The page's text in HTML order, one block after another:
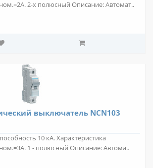
2-х полюсный Описание: Автомат..
выключатель NCN103
10 кА. Характеристика
1 - полюсный Описание: Автома..